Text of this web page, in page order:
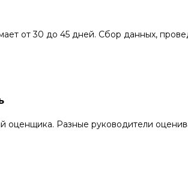
от 30 до 45 дней. Сбор данных,
оценщика. Разные руководители